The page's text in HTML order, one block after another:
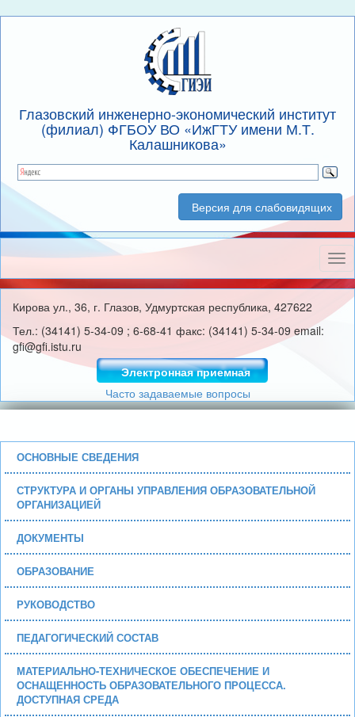
Глазовский инженерно-экономический институт
(филиал) ФГБОУ ВО «ИжГТУ имени М.Т.
Калашникова»
Версия для слабовидящих
Кирова ул., 36, г. Глазов, Удмуртская республика, 427622
Тел.: (34141) 5-34-09 ; 6-68-41 факс: (34141) 5-34-09 email:
gfi@gfi.istu.ru
Электронная приемная
Часто задаваемые вопросы
ОСНОВНЫЕ СВЕДЕНИЯ
СТРУКТУРА И ОРГАНЫ УПРАВЛЕНИЯ ОБРАЗОВАТЕЛЬНОЙ
ОРГАНИЗАЦИЕЙ
ДОКУМЕНТЫ
ОБРАЗОВАНИЕ
РУКОВОДСТВО
ПЕДАГОГИЧЕСКИЙ СОСТАВ
МАТЕРИАЛЬНО-ТЕХНИЧЕСКОЕ ОБЕСПЕЧЕНИЕ И
ОСНАЩЕННОСТЬ ОБРАЗОВАТЕЛЬНОГО ПРОЦЕССА.
ДОСТУПНАЯ СРЕДА